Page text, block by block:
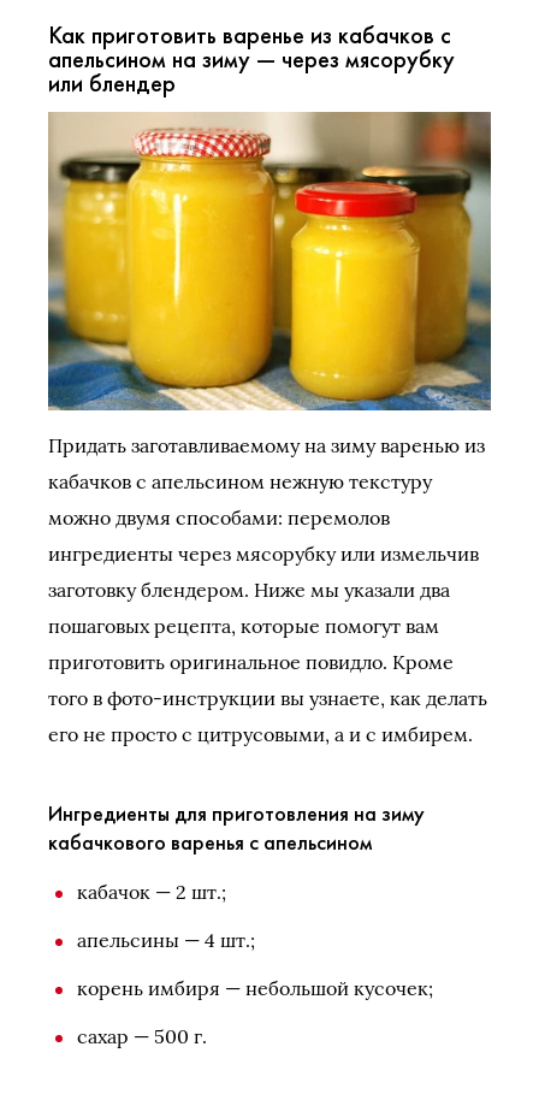
Как приготовить варенье из кабачков с
апельсином на зиму — через мясорубку
или блендер
Придать заготавливаемому на зиму варенью из
кабачков с апельсином нежную текстуру
можно двумя способами: перемолов
ингредиенты через мясорубку или измельчив
заготовку блендером. Ниже мы указали два
пошаговых рецепта, которые помогут вам
приготовить оригинальное повидло. Кроме
того в фото-инструкции вы узнаете, как делать
его не просто с цитрусовыми, а и с имбирем.
Ингредиенты для приготовления на зиму
кабачкового варенья с апельсином
кабачок — 2 шт.;
апельсины — 4 шт.;
корень имбиря — небольшой кусочек;
сахар — 500 г.